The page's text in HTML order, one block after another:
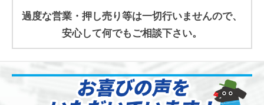
過度な営業・押し売り等は一切行いませんので、
安心して何でもご相談下さい。